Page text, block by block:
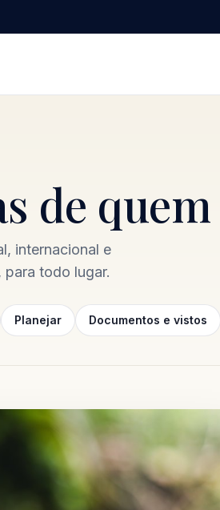
de quem
internacional e
para todo lugar.
Planejar Documentos e vistos